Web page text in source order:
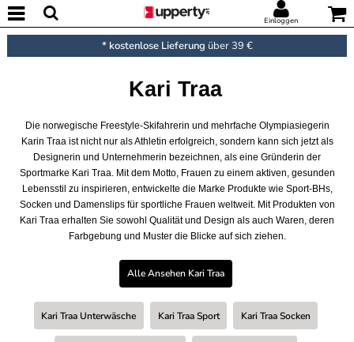
Einloggen
* kostenlose Lieferung über 39 €
Kari Traa
Die norwegische Freestyle-Skifahrerin und mehrfache Olympiasiegerin
Karin Traa ist nicht nur als Athletin erfolgreich, sondern kann sich jetzt als
Designerin und Unternehmerin bezeichnen, als eine Gründerin der
Sportmarke Kari Traa. Mit dem Motto, Frauen zu einem aktiven, gesunden
Lebensstil zu inspirieren, entwickelte die Marke Produkte wie Sport-BHs,
Socken und Damenslips für sportliche Frauen weltweit. Mit Produkten von
Kari Traa erhalten Sie sowohl Qualität und Design als auch Waren, deren
Farbgebung und Muster die Blicke auf sich ziehen.
Alle Ansehen Kari Traa
Kari Traa Unterwäsche Kari Traa Sport Kari Traa Socken